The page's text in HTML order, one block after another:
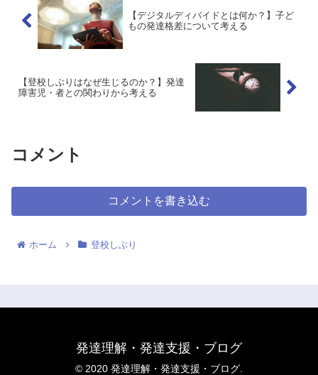
【デジタルディバイドとは何か？】子ど
もの発達格差について考える
【登校しぶりはなぜ生じるのか？】発達
障害児・者との関わりから考える
コメント
コメントを書き込む
ホーム 登校しぶり
発達理解・発達支援・ブログ
© 2020 発達理解・発達支援・ブログ.